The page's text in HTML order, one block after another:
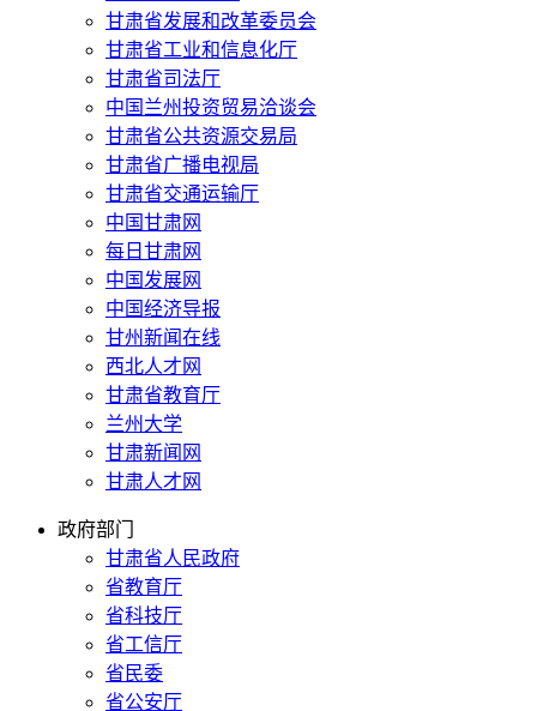
甘肃省发展和改革委员会
甘肃省工业和信息化厅
甘肃省司法厅
中国兰州投资贸易洽谈会
甘肃省公共资源交易局
甘肃省广播电视局
甘肃省交通运输厅
中国甘肃网
每日甘肃网
中国发展网
中国经济导报
甘州新闻在线
西北人才网
甘肃省教育厅
兰州大学
甘肃新闻网
甘肃人才网
政府部门
甘肃省人民政府
省教育厅
省科技厅
省工信厅
省民委
省公安厅